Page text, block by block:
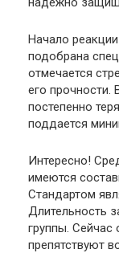
Начало
подобрана
отмечается
его прочности.
постепенно
поддается
Интересно!
имеются
Стандартом
Длительность
группы. Сейчас
препятствуют